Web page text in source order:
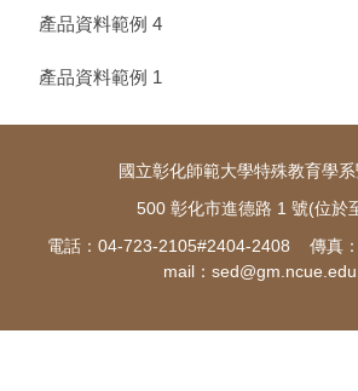
產品資料範例 4
產品資料範例 1
國立彰化師範大學特殊教育學
500 彰化市進德路 1 號(位於
電話：04-723-2105#2404-2408 傳真
mail：